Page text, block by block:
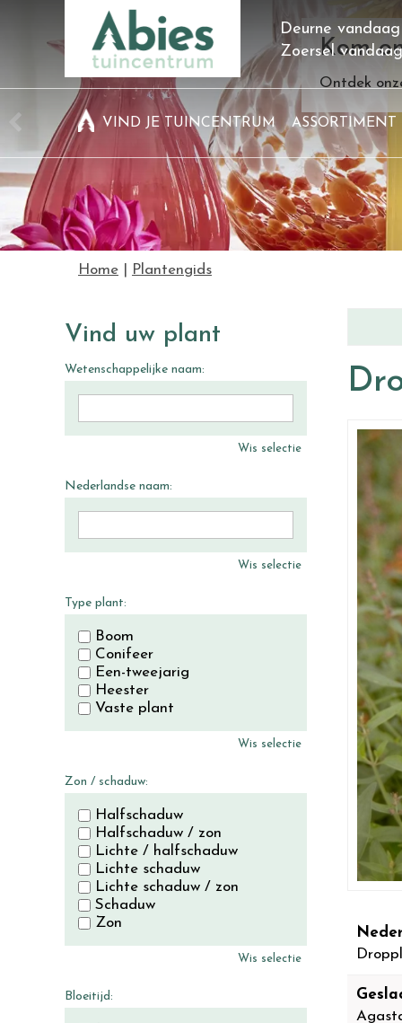
Kom
Ontdek
Home Plantengids
Deurne
Zoersel
VIND JE TUINCENTRUM ASSORTIMENT
Vind uw plant
Wetenschappelijke naam:
Wis selectie
Nederlandse naam:
Wis selectie
Type plant:
Boom
Conifeer
Een-tweejarig
Heester
Vaste plant
Wis selectie
Zon / schaduw:
Halfschaduw
Halfschaduw / zon
Lichte / halfschaduw
Lichte schaduw
Lichte schaduw / zon
Schaduw
Zon
Wis selectie
Bloeitijd: